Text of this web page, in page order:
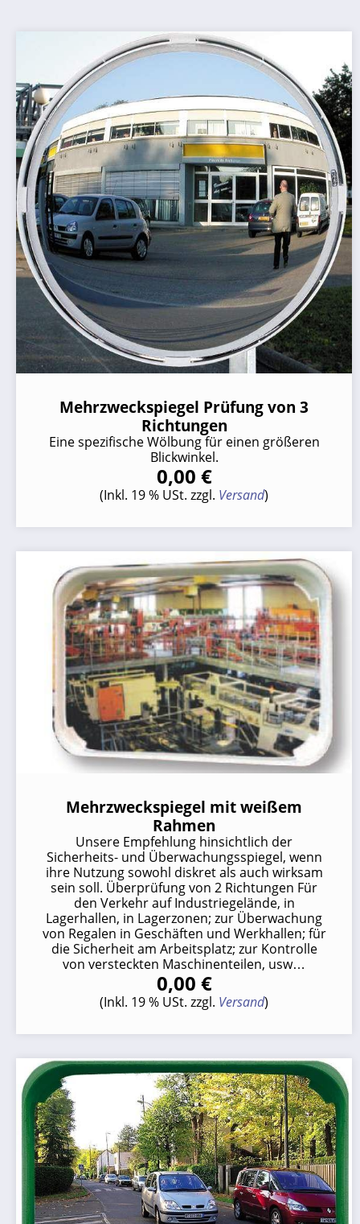
Mehrzweckspiegel Prüfung von 3
Richtungen
Eine spezifische Wölbung für einen größeren
Blickwinkel.
0,00 €
(Inkl. 19 % USt. zzgl. Versand)
Mehrzweckspiegel mit weißem
Rahmen
Unsere Empfehlung hinsichtlich der
Sicherheits- und Überwachungsspiegel, wenn
ihre Nutzung sowohl diskret als auch wirksam
sein soll. Überprüfung von 2 Richtungen Für
den Verkehr auf Industriegelände, in
Lagerhallen, in Lagerzonen; zur Überwachung
von Regalen in Geschäften und Werkhallen; für
die Sicherheit am Arbeitsplatz; zur Kontrolle
von versteckten Maschinenteilen, usw…
0,00 €
(Inkl. 19 % USt. zzgl. Versand)